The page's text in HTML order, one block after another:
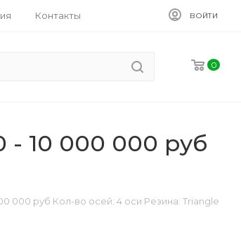
Контакты ВОЙТИ
0
10 000 000 руб
000 руб Кол-во осей: 4 оси Резина: Triangle